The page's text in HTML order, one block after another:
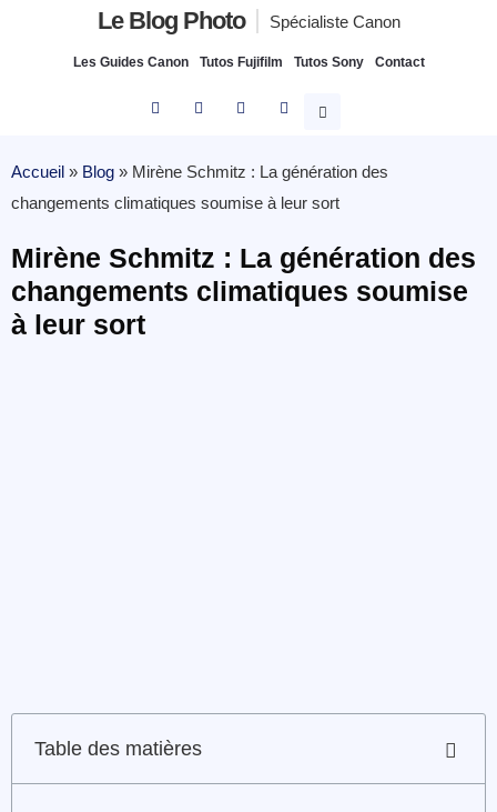
Le Blog Photo Spécialiste Canon
Les Guides Canon Tutos Fujifilm Tutos Sony Contact
Accueil » Blog » Mirène Schmitz : La génération des
changements climatiques soumise à leur sort
Mirène Schmitz : La génération des
changements climatiques soumise
à leur sort
Table des matières